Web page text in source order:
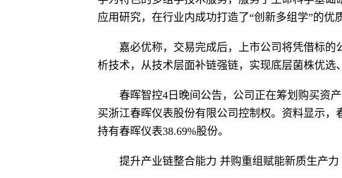
应用研究，在行业内成功打造了“创新多组学”的优
嘉必优称，交易完成后，上市公司将凭借标
析技术，从技术层面补链强链，实现底层菌株优选
春晖智控4日晚间公告，公司正在筹划购买资
买浙江春晖仪表股份有限公司控制权。资料显示
持有春晖仪表38.69%股份。
提升产业链整合能力 并购重组赋能新质生产力